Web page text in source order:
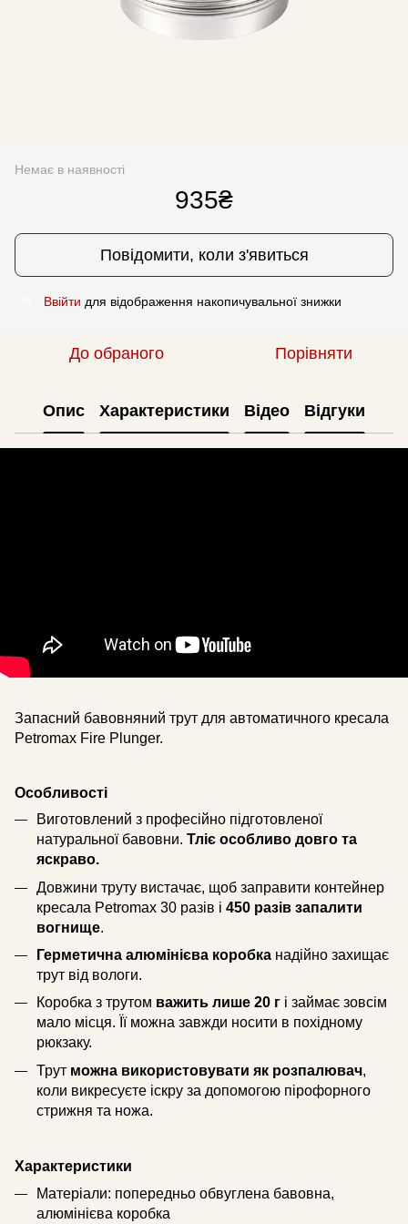
Немає в наявності
935₴
Повідомити, коли з'явиться
Ввійти для відображення накопичувальної знижки
До обраного Порівняти
Опис Характеристики Відео Відгуки
Запасний бавовняний трут для автоматичного кресала
Petromax Fire Plunger.
Особливості
Виготовлений з професійно підготовленої
натуральної бавовни. Тліє особливо довго та
яскраво.
Довжини труту вистачає, щоб заправити контейнер
кресала Petromax 30 разів і 450 разів запалити
вогнище.
Герметична алюмінієва коробка надійно захищає
трут від вологи.
Коробка з трутом важить лише 20 г і займає зовсім
мало місця. Її можна завжди носити в похідному
рюкзаку.
Трут можна використовувати як розпалювач,
коли викресуєте іскру за допомогою пірофорного
стрижня та ножа.
Характеристики
Матеріали: попередньо обвуглена бавовна,
алюмінієва коробка